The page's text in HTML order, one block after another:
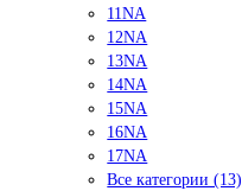
11NA
12NA
13NA
14NA
15NA
16NA
17NA
Все категории (13)